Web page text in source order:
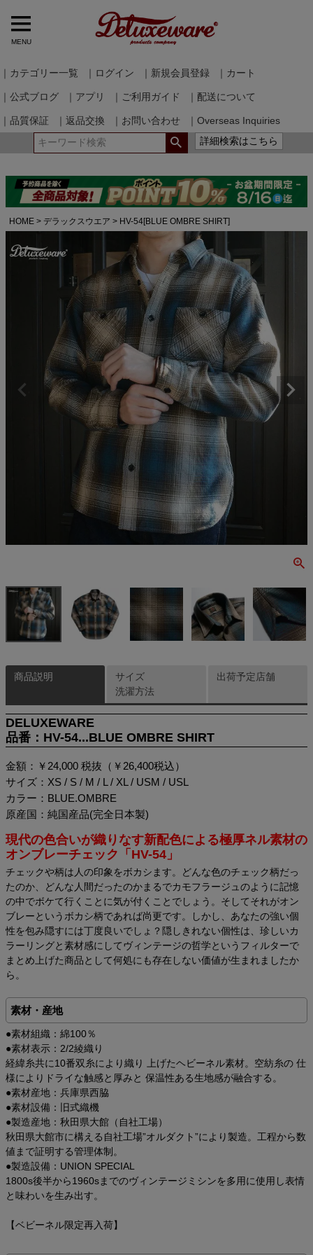
MENU
｜カテゴリー一覧 ｜ログイン ｜新規会員登録 ｜カート
｜公式ブログ ｜アプリ ｜ご利用ガイド ｜配送について
｜品質保証 ｜返品交換 ｜お問い合わせ
｜Overseas Inquiries
詳細検索はこちら
HOME デラックスウエア HV-54[BLUE OMBRE SHIRT]
商品説明
DELUXEWARE
品番：HV-54...BLUE OMBRE SHIRT
金額：￥24,000 税抜（￥26,400税込）
サイズ：XS / S / M / L / XL / USM / USL
カラー：BLUE.OMBRE
原産国：純国産品(完全日本製)
現代の色合いが織りなす新配色による極厚ネル素材の
オンブレーチェック「HV-54」
チェックや柄は人の印象をボカシます。どんな色のチェック柄だっ
たのか、どんな人間だったのかまるでカモフラージュのように記憶
の中でボケて行くことに気が付くことでしょう。そしてそれがオン
ブレーというボカシ柄であれば尚更です。しかし、あなたの強い個
性を包み隠すには丁度良いでしょ？隠しきれない個性は、珍しいカ
ラーリングと素材感にしてヴィンテージの哲学というフィルターで
まとめ上げた商品として何処にも存在しない価値が生まれましたか
ら。
素材・産地
●素材組織：綿100％
●素材表示：2/2綾織り
経緯糸共に10番双糸により織り 上げたヘビーネル素材。空紡糸の 仕
様によりドライな触感と厚みと 保温性ある生地感が融合する。
●素材産地：兵庫県西脇
●素材設備：旧式織機
●製造産地：秋田県大館（自社工場）
秋田県大館市に構える自社工場”オルダクト”により製造。工程から数
値まで証明する管理体制。
●製造設備：UNION SPECIAL
1800s後半から1960sまでのヴィンテージミシンを多用に使用し表情
と味わいを生み出す。
【ベビーネル限定再入荷】
サイズ
洗濯方法
出荷予定店舗